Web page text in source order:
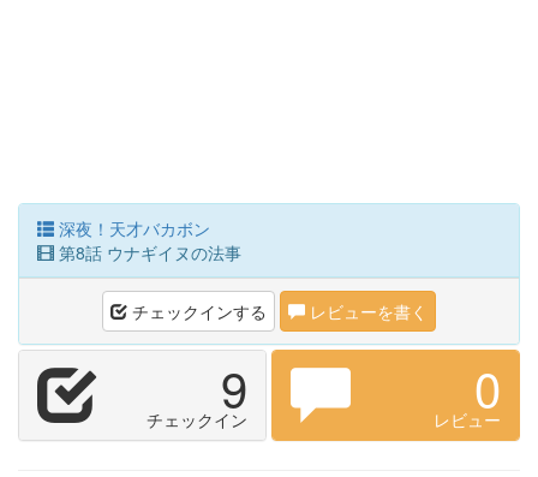
深夜！天才バカボン
第8話 ウナギイヌの法事
チェックインする レビューを書く
9
チェックイン 0
レビュー